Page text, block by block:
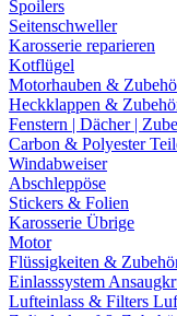
Spoilers
Seitenschweller
Karosserie reparieren
Kotflügel
Motorhauben &
Heckklappen &
Fenstern | Dächer |
Carbon & Polyester
Windabweiser
Abschleppöse
Stickers & Folien
Karosserie Übrige
Motor
Flüssigkeiten &
Einlasssystem
Lufteinlass & Filters